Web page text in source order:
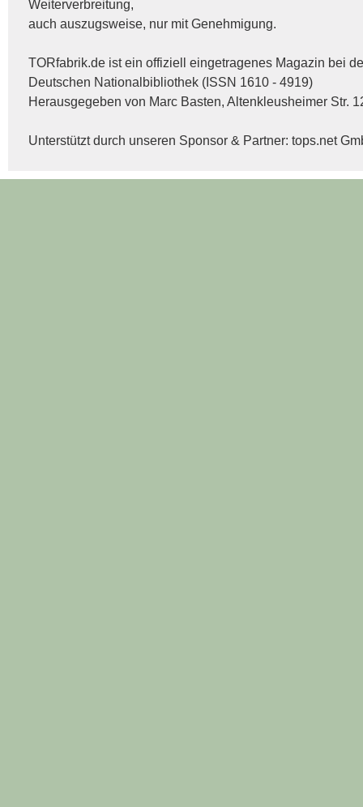
Weiterverbreitung,
auch auszugsweise, nur mit Genehmigung.
TORfabrik.de ist ein offiziell eingetragenes Magazin bei
Deutschen Nationalbibliothek (ISSN 1610 - 4919)
Herausgegeben von Marc Basten, Altenkleusheimer Str.
Unterstützt durch unseren Sponsor & Partner: tops.net